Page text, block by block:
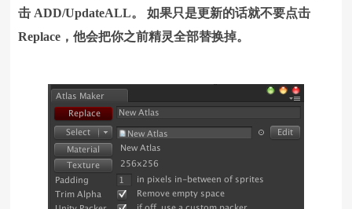
击 ADD/UpdateALL。 如果只是更新的话就不要点击
Replace，他会把你之前精灵全部替换掉。